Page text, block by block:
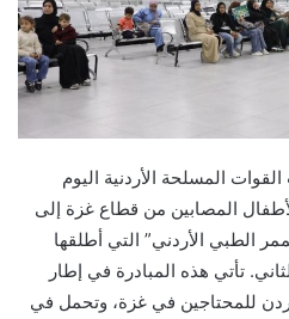
المسلحة الأردنية اليوم
الدفعة الـ28 من الأطفال المصابين من قطاع غزة إلى
الطبي الأردني” التي أطلقها
تأتي هذه المبادرة في إطار
للمحتاجين في غزة، وتحمل في